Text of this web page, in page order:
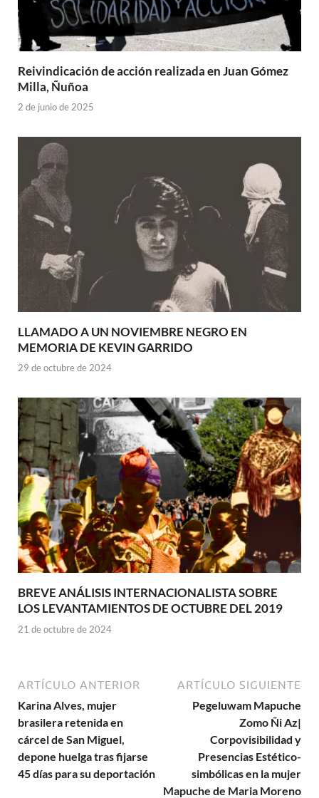
Reivindicación de acción realizada en Juan Gómez
Milla, Ñuñoa
2 de junio de 2025
LLAMADO A UN NOVIEMBRE NEGRO EN
MEMORIA DE KEVIN GARRIDO
29 de octubre de 2024
BREVE ANÁLISIS INTERNACIONALISTA SOBRE
LOS LEVANTAMIENTOS DE OCTUBRE DEL 2019
21 de octubre de 2024
ARTÍCULO ANTERIOR
Karina Alves, mujer
brasilera retenida en
cárcel de San Miguel,
depone huelga tras fijarse
45 días para su deportación
ARTÍCULO SIGUIENTE
Pegeluwam Mapuche
Zomo Ñi Az|
Corpovisibilidad y
Presencias Estético-
simbólicas en la mujer
Mapuche de Maria Moreno